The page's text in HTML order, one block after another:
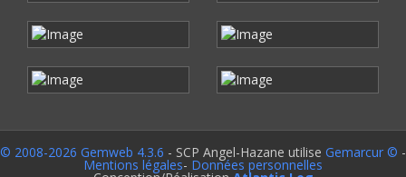
© 2008-2026 Gemweb 4.3.6 - SCP Angel-Hazane utilise Gemarcur © -
Mentions légales- Données personnelles